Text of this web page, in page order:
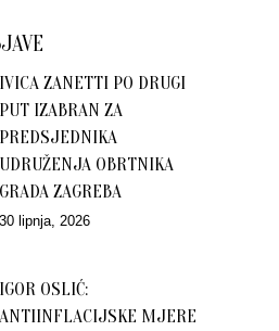
IVICA ZANETTI PO DRUGI
PUT IZABRAN ZA
PREDSJEDNIKA
UDRUŽENJA OBRTNIKA
GRADA ZAGREBA
30 lipnja, 2026
IGOR OSLIĆ:
ANTIINFLACIJSKE MJERE